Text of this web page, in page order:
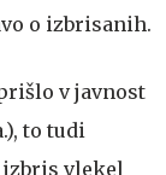
o izbrisanih.